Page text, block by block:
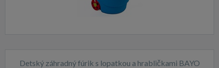
Detský záhradný fúrik s lopatkou a hrabličkami BAYO